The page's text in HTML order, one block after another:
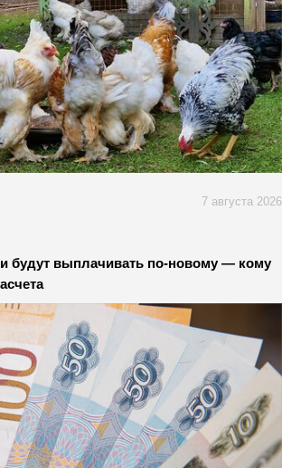
7 августа 2026
будут выплачивать по-новому — кому